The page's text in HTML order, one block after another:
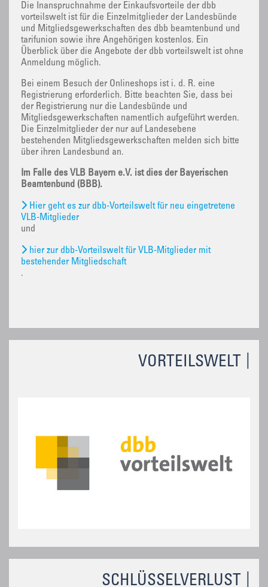
VORTEILSWELT
SCHLÜSSELVERLUST
Die Inanspruchnahme der Einkaufsvorteile der dbb
vorteilswelt ist für die Einzelmitglieder der Landesbünde
und Mitgliedsgewerkschaften des dbb beamtenbund und
tarifunion sowie ihre Angehörigen kostenlos. Ein
Überblick über die Angebote der dbb vorteilswelt ist ohne
Anmeldung möglich.
Bei einem Besuch der Onlineshops ist i. d. R. eine
Registrierung erforderlich. Bitte beachten Sie, dass bei
der Registrierung nur die Landesbünde und
Mitgliedsgewerkschaften namentlich aufgeführt werden.
Die Einzelmitglieder der nur auf Landesebene
bestehenden Mitgliedsgewerkschaften melden sich bitte
über ihren Landesbund an.
Im Falle des VLB Bayern e.V. ist dies der Bayerischen
Beamtenbund (BBB).
Hier geht es zur dbb-Vorteilswelt für neu eingetretene
VLB-Mitglieder
und
hier zur dbb-Vorteilswelt für VLB-Mitglieder mit
bestehender Mitgliedschaft
.